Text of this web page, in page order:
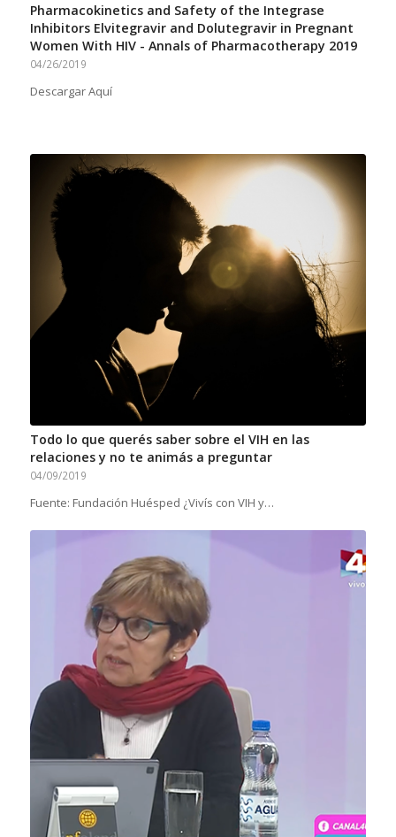
Pharmacokinetics and Safety of the Integrase
Inhibitors Elvitegravir and Dolutegravir in Pregnant
Women With HIV - Annals of Pharmacotherapy 2019
04/26/2019
Descargar Aquí
Todo lo que querés saber sobre el VIH en las
relaciones y no te animás a preguntar
04/09/2019
Fuente: Fundación Huésped ¿Vivís con VIH y…